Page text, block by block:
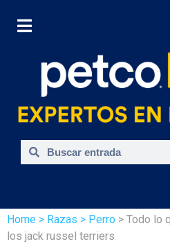
Home > Razas > Perro > Todo lo
los jack russel terriers